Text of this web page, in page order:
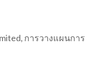
, การวางแผนการ